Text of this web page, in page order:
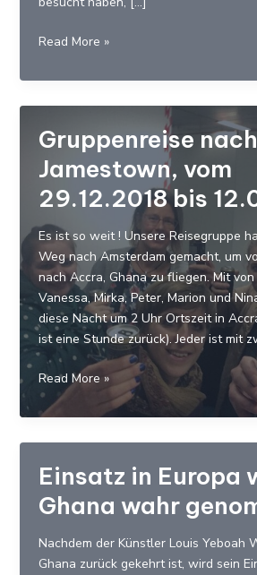
Unermüdlich
Wohle
der
von
Jamestown
Read More »
Gruppenreise
Jamestown, vom
29.12.2018 bis
Es ist so weit ! Unsere Reisegruppe
Weg nach Amsterdam gemacht, um
nach Accra, Ghana zu fliegen. Mit
Vanessa, Mirka, Peter, Marion und
diese Nacht um 2 Uhr Ortszeit in
ist eine Stunde zurück). Jeder ist mit
Gruppenreise
nach
Accra,
Jamestown,
29.12.2018
bis
Read More »
Einsatz in Europa
Ghana wahr
Nachdem der Künstler Louis Yeboah
Ghana zurück gekehrt ist, wird sein